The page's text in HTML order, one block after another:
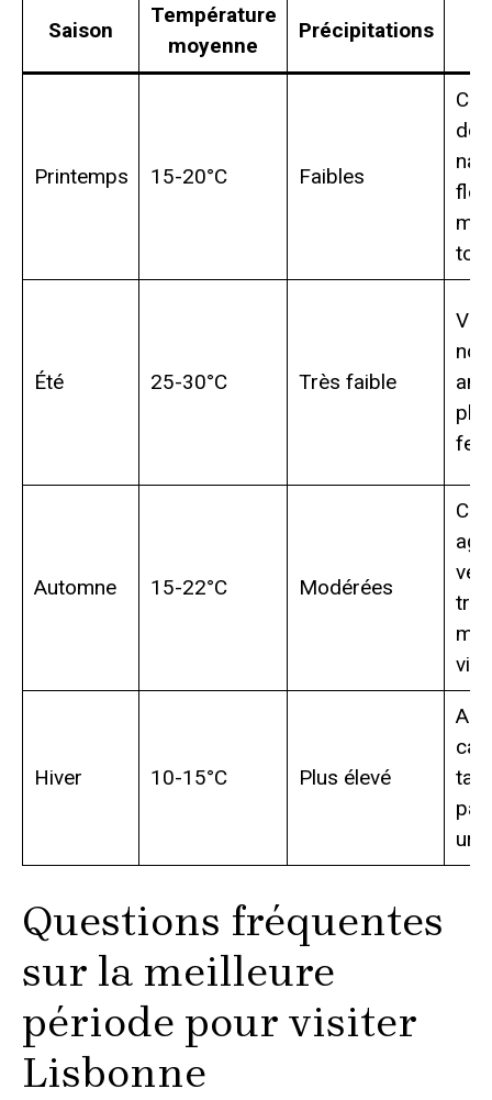
Saison
Température
moyenne
Précipitations
Printemps 15-20°C Faibles
Été 25-30°C Très faible
Vie
Automne 15-22°C Modérées
Hiver 10-15°C Plus élevé
Questions fréquentes
sur la meilleure
période pour visiter
Lisbonne